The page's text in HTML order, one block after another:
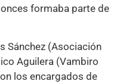
formaba parte de
Sánchez (Asociación
Aguilera (Vambiro
los encargados de